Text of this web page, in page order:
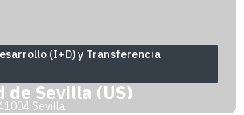
(I+D) y Transferencia
de Sevilla (US)
Sevilla